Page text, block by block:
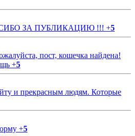
ЗА ПУБЛИКАЦИЮ !!! +5
пост, кошечка найдена!
+5
и прекрасным людям. Которые
+5